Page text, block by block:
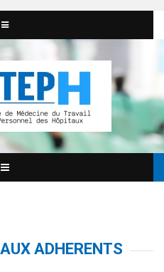
ADHERENTS